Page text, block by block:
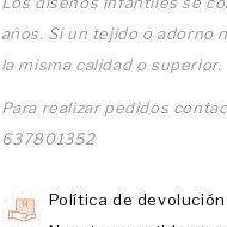
años. Si un tejido o adorno
la misma calidad o superior.
Para realizar pedidos
637801352
Política de devolución